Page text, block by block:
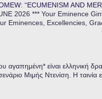
“ECUMENISM AND
2026 *** Your Eminence
Eminences, Excellencies,
αγαπημένη* είναι ελληνική
Μιμής Ντενίση. Η ταινία